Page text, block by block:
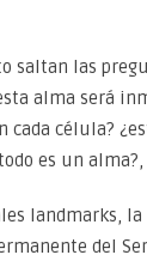
saltan las
alma será
célula?
es un alma?,
landmarks,
del